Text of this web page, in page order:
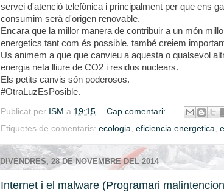
servei d'atenció telefònica i principalment per que ens
consumim serà d'origen renovable.
Encara que la millor manera de contribuir a un món
energetics tant com és possible, també creiem
Us animem a que que canvieu a aquesta o qualsevol
energia neta lliure de CO2 i residus nuclears.
Els petits canvis són poderosos.
#OtraLuzEsPosible.
Publicat per ISM a 19:15
Cap comentari:
Etiquetes de comentaris: ecologia eficiencia energetica
DIVENDRES, 28 DE NOVEMBRE DEL 2014
Internet i el malware (Programari